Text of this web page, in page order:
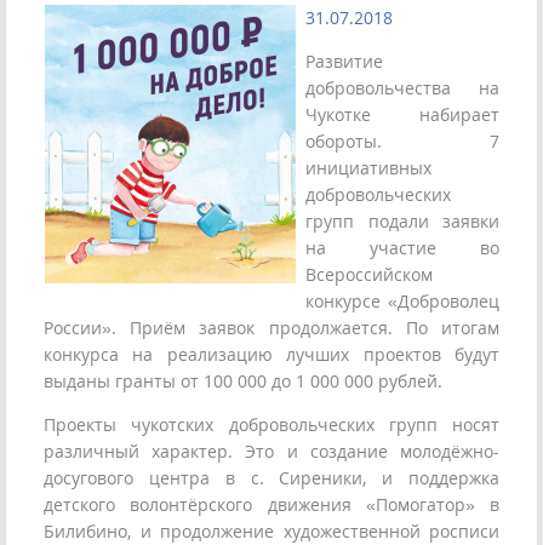
31.07.2018
Развитие
добровольчества на
Чукотке набирает
обороты. 7
инициативных
добровольческих
групп подали заявки
на участие во
Всероссийском
конкурсе «Доброволец
России». Приём заявок продолжается. По итогам
конкурса на реализацию лучших проектов будут
выданы гранты от 100 000 до 1 000 000 рублей.
Проекты чукотских добровольческих групп носят
различный характер. Это и создание молодёжно-
досугового центра в с. Сиреники, и поддержка
детского волонтёрского движения «Помогатор» в
Билибино, и продолжение художественной росписи